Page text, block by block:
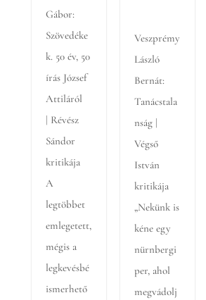
Gábor:
Szövedéke
k. 50 év, 50
írás József
Attiláról
| Révész
Sándor
kritikája
A
legtöbbet
emlegetett,
mégis a
legkevésbé
ismerhető
Veszprémy
László
Bernát:
Tanácstala
nság |
Végső
István
kritikája
„Nekünk is
kéne egy
nürnbergi
per, ahol
megvádolj